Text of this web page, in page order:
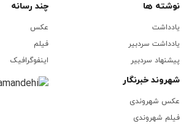
نوشته ها
یادداشت
یادداشت سردبیر
پیشنهاد سردبیر
چند رسانه
عکس
فیلم
اینفوگرافیک
شهروند خبرنگار
عکس شهروندی
فیلم شهروندی